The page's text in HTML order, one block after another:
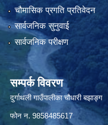
चौमासिक प्रगति प्रतिवेदन
सार्वजनिक सुनुवाई
सार्वजनिक परीक्षण
सम्पर्क विवरण
दुर्गाथली गाउँपालीका चौधारी बझाङ्ग
फोन न.‌ 9858485617